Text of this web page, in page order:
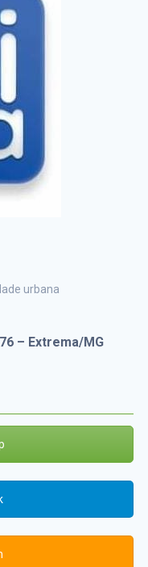
urbana
– Extrema/MG